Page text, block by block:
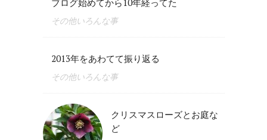
ブログ始めてから10年経ってた
その他いろんな事
2013年をあわてて振り返る
その他いろんな事
クリスマスローズとお庭な
ど